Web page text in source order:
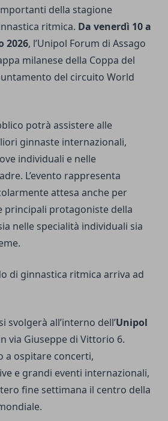
della stagione
ritmica. Da venerdì 10 a
2026, l’Unipol Forum di Assago
milanese della Coppa del
del circuito World
potrà assistere alle
ginnaste internazionali,
individuali e nelle
L’evento rappresenta
attesa anche per
principali protagoniste della
nelle specialità individuali sia
di ginnastica ritmica arriva ad
svolgerà all’interno dell’Unipol
via Giuseppe di Vittorio 6.
a ospitare concerti,
e grandi eventi internazionali,
fine settimana il centro della